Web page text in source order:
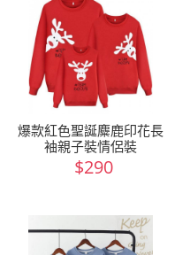
爆款紅色聖誕麋鹿印花長
袖親子裝情侶裝
$290